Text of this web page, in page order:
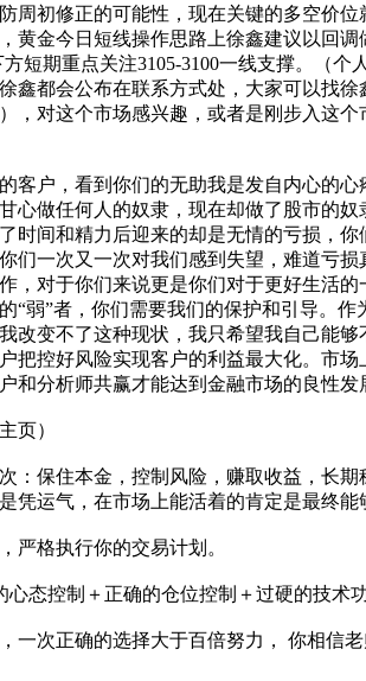
周初修正的可能性，现在关键的多空价
黄金今日短线操作思路上徐鑫建议以回
方短期重点关注3105-3100一线支撑。（
鑫都会公布在联系方式处，大家可以找
，对这个市场感兴趣，或者是刚步入这
户，看到你们的无助我是发自内心的心
心做任何人的奴隶，现在却做了股市的
时间和精力后迎来的却是无情的亏损，
们一次又一次对我们感到失望，难道亏
，对于你们来说更是你们对于更好生活
“弱”者，你们需要我们的保护和引导。
改变不了这种现状，我只希望我自己能够
把控好风险实现客户的利益最大化。市
和分析师共赢才能达到金融市场的良性发
页）
保住本金，控制风险，赚取收益，长期
凭运气，在市场上能活着的肯定是最终能
格执行你的交易计划。
控制＋正确的仓位控制＋过硬的技术功
次正确的选择大于百倍努力， 你相信老